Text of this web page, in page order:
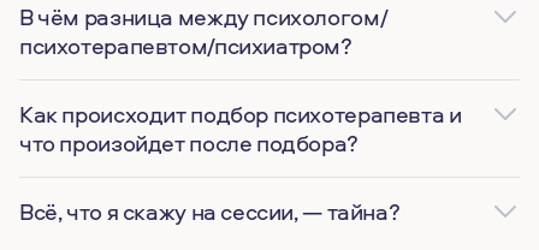
В чём разница между психологом/
психотерапевтом/психиатром?
Как происходит подбор психотерапевта и
что произойдет после подбора?
Всё, что я скажу на сессии, — тайна?